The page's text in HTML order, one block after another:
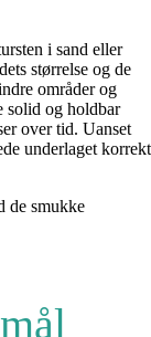
i sand eller
størrelse og de
områder og
solid og holdbar
over tid. Uanset
underlaget korrekt
de smukke